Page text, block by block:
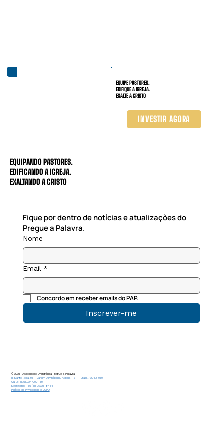
EQUIPE PASTORES.
EDIFIQUE A IGREJA.
EXALTE A CRISTO
INVESTIR AGORA
EQUIPANDO PASTORES.
EDIFICANDO A IGREJA.
EXALTANDO A CRISTO
Fique por dentro de notícias e atualizações do
Pregue a Palavra.
Nome
Email *
Concordo em receber emails do PAP.
Inscrever-me
© 2025 Associação Evangélica Pregue a Palavra
R. Santo Rosa, 96 - Jardim Alvinópolis, Atibaia - SP - Brasil, 12943-050
CNPJ: 15.156.924/0001-59
Secretaria: +55 (11) 96726-8464
Política de Privacidade e LGPD